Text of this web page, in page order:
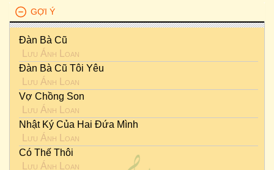
GỢI Ý
Đàn Bà Cũ
Lưu Ánh Loan
Đàn Bà Cũ Tôi Yêu
Lưu Ánh Loan
Vợ Chồng Son
Lưu Ánh Loan
Nhật Ký Của Hai Đứa Mình
Lưu Ánh Loan
Có Thế Thôi
Lưu Ánh Loan